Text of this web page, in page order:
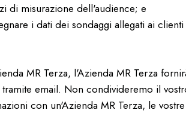
di misurazione dell'audience; e
i dati dei sondaggi allegati ai
MR Terza, l'Azienda MR Terza
email. Non condivideremo il
con un'Azienda MR Terza, le